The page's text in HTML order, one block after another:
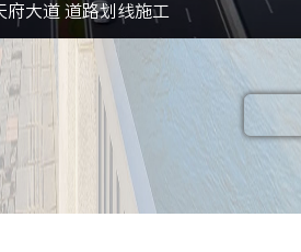
府大道 道路划线施工